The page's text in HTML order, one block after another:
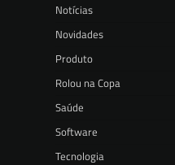
Notícias
Novidades
Produto
Rolou na Copa
Saúde
Software
Tecnologia